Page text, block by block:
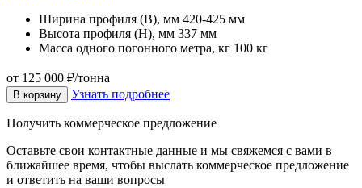
Ширина профиля (B), мм 420-425 мм
Высота профиля (H), мм 337 мм
Масса одного погонного метра, кг 100 кг
от 125 000 ₽/тонна
В корзину Узнать подробнее
Получить коммерческое предложение
Оставьте свои контактные данные и мы свяжемся с вами в
ближайшее время, чтобы выслать коммерческое предложение
и ответить на ваши вопросы